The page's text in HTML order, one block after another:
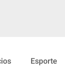
Esporte